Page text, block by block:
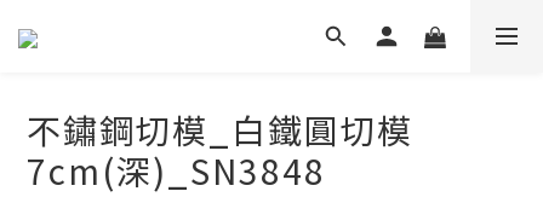
不鏽鋼切模_白鐵圓切模
7cm(深)_SN3848